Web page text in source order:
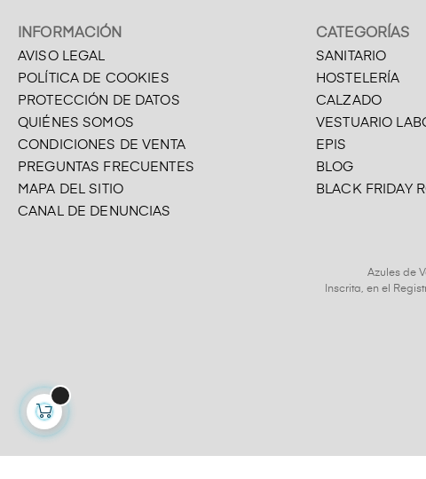
INFORMACIÓN
AVISO LEGAL
POLÍTICA DE COOKIES
PROTECCIÓN DE DATOS
QUIÉNES SOMOS
CONDICIONES DE VENTA
PREGUNTAS FRECUENTES
MAPA DEL SITIO
CANAL DE DENUNCIAS
CATEGORÍAS
SANITARIO
HOSTELERÍA
CALZADO
VESTUARIO
EPIS
BLOG
BLACK FRIDAY
Azules de
Inscrita, en el